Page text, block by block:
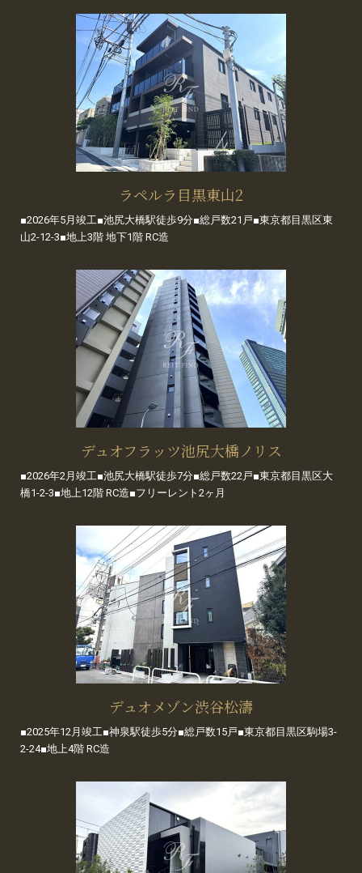
ラペルラ目黒東山2
■2026年5月竣工■池尻大橋駅徒歩9分■総戸数21戸■東京都目黒区東
山2-12-3■地上3階 地下1階 RC造
デュオフラッツ池尻大橋ノリス
■2026年2月竣工■池尻大橋駅徒歩7分■総戸数22戸■東京都目黒区大
橋1-2-3■地上12階 RC造■フリーレント2ヶ月
デュオメゾン渋谷松濤
■2025年12月竣工■神泉駅徒歩5分■総戸数15戸■東京都目黒区駒場3-
2-24■地上4階 RC造